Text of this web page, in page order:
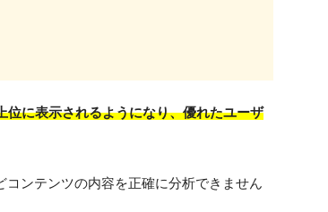
に表示されるようになり、優れたユーザ
ンテンツの内容を正確に分析できません